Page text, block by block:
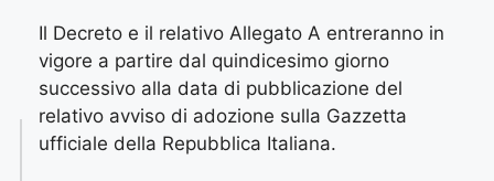
Il Decreto e il relativo Allegato A entreranno in
vigore a partire dal quindicesimo giorno
successivo alla data di pubblicazione del
relativo avviso di adozione sulla Gazzetta
ufficiale della Repubblica Italiana.